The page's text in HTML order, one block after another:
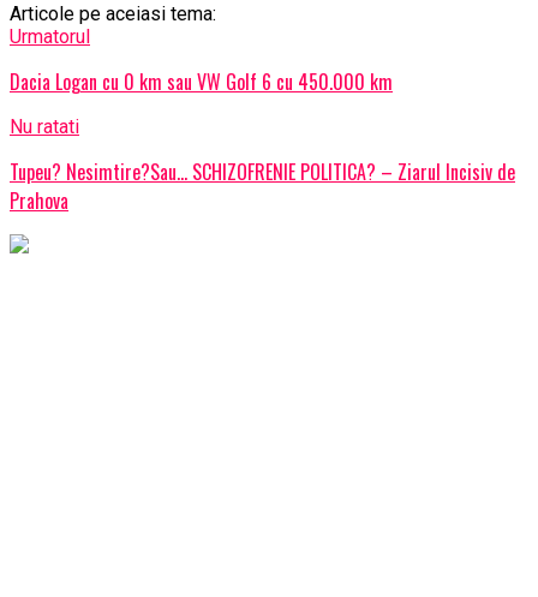
Articole pe aceiasi tema:
Urmatorul
Dacia Logan cu 0 km sau VW Golf 6 cu 450.000 km
Nu ratati
Tupeu? Nesimtire?Sau… SCHIZOFRENIE POLITICA? – Ziarul Incisiv de
Prahova